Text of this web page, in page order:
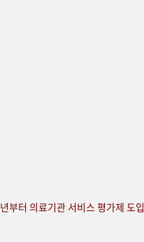
부터 의료기관 서비스 평가제 도입